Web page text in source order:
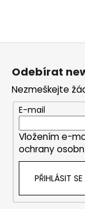
Z
Odebírat
Nezmeškejte
E-mail
Vložením e-
ochrany
PŘIHLÁSIT SE